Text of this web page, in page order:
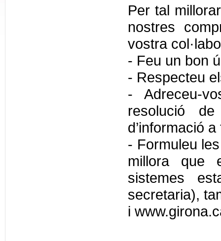
Per tal
nostres
vostra
- Feu un bon
- Respecteu
- Adreceu-
resolució
d’informació
- Formuleu
millora que
sistemes
secretaria),
i